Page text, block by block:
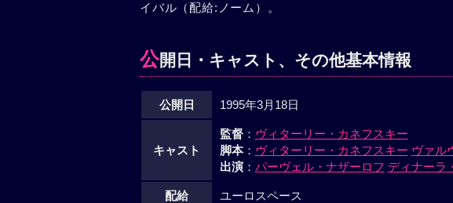
イバル（配給:ノーム）。
公開日・キャスト、その他基本情報
公開日 1995年3月18日
キャスト
監督： ヴィターリー・カネフスキー
脚本： ヴィターリー・カネフスキー ヴァル
出演： パーヴェル・ナザーロフ ディナーラ
配給 ユーロスペース